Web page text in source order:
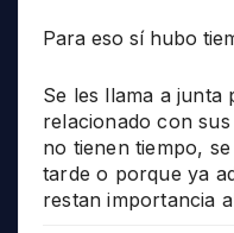
Para eso sí hubo
Se les llama a
relacionado con
no tienen tiempo,
tarde o porque ya
restan importancia